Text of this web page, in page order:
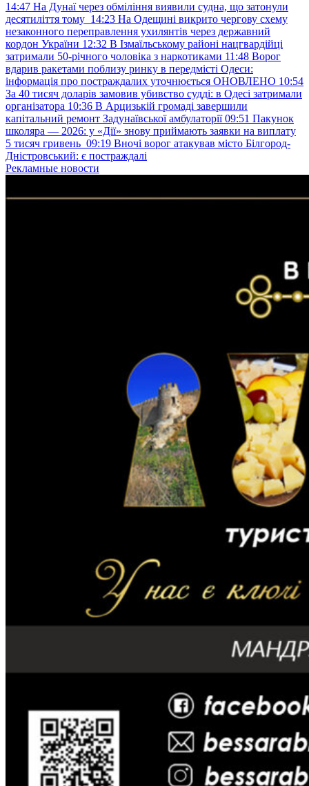
14:47 На Дунаї через обміління виявили судна, що затонули
десятиліття тому 14:23 На Одещині викрито чергову схему
незаконного переправлення ухилянтів через державний
кордон України 12:32 В Ізмаїльському районі нацгвардійці
затримали 50-річного чоловіка з наркотиками 11:48 Ворог
вдарив ракетами поблизу ринку в передмісті Одеси:
інформація про постраждалих уточнюється ОНОВЛЕНО 10:54
За 40 тисяч доларів замовив убивство судді: в Одесі затримали
організатора 10:36 В Арцизькій громаді завершили
капітальний ремонт Задунаївської амбулаторії 09:51 Пакунок
школяра — 2026: у «Дії» знову приймають заявки на виплату
5 тисяч гривень 09:19 Вночі ворог атакував місто Білгород-
Дністровський: є постраждалі
Рекламные новости